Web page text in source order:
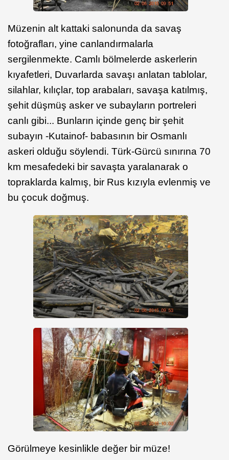
Müzenin alt kattaki salonunda da savaş
fotoğrafları, yine canlandırmalarla
sergilenmekte. Camlı bölmelerde askerlerin
kıyafetleri, Duvarlarda savaşı anlatan tablolar,
silahlar, kılıçlar, top arabaları, savaşa katılmış,
şehit düşmüş asker ve subayların portreleri
canlı gibi... Bunların içinde genç bir şehit
subayın -Kutainof- babasının bir Osmanlı
askeri olduğu söylendi. Türk-Gürcü sınırına 70
km mesafedeki bir savaşta yaralanarak o
topraklarda kalmış, bir Rus kızıyla evlenmiş ve
bu çocuk doğmuş.
Görülmeye kesinlikle değer bir müze!